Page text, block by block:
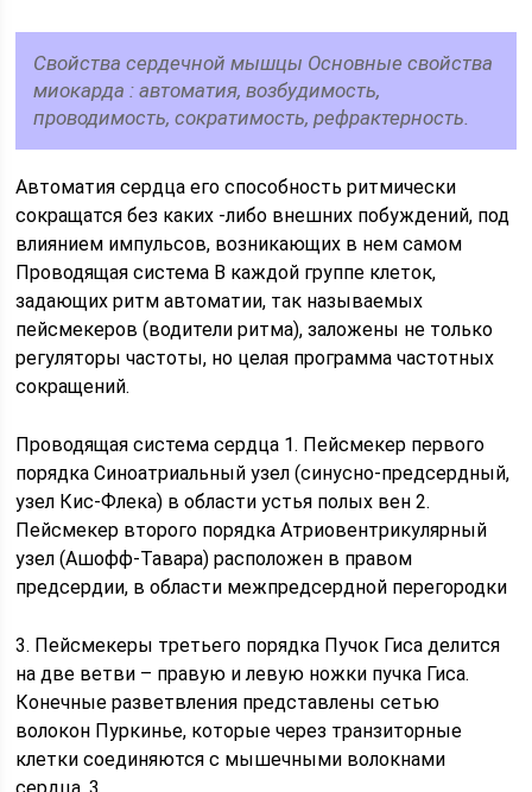
Свойства сердечной мышцы Основные свойства
миокарда : автоматия, возбудимость,
проводимость, сократимость, рефрактерность.
Автоматия сердца его способность ритмически
сокращатся без каких -либо внешних побуждений, под
влиянием импульсов, возникающих в нем самом
Проводящая система В каждой группе клеток,
задающих ритм автоматии, так называемых
пейсмекеров (водители ритма), заложены не только
регуляторы частоты, но целая программа частотных
сокращений.
Проводящая система сердца 1. Пейсмекер первого
порядка Синоатриальный узел (синусно-предсердный,
узел Кис-Флека) в области устья полых вен 2.
Пейсмекер второго порядка Атриовентрикулярный
узел (Ашофф-Тавара) расположен в правом
предсердии, в области межпредсердной перегородки
3. Пейсмекеры третьего порядка Пучок Гиса делится
на две ветви – правую и левую ножки пучка Гиса.
Конечные разветвления представлены сетью
волокон Пуркинье, которые через транзиторные
клетки соединяются с мышечными волокнами